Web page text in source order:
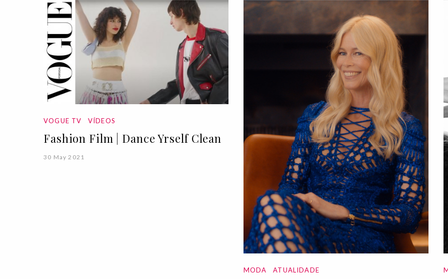
VOGUE TV VÍDEOS
Fashion Film | Dance Yrself Clean
30 May 2021
MODA ATUALIDADE